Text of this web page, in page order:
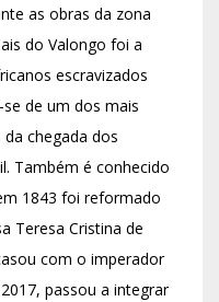
as obras da zona
do Valongo foi a
escravizados
de um dos mais
chegada dos
Também é conhecido
1843 foi reformado
Teresa Cristina de
com o imperador
passou a integrar